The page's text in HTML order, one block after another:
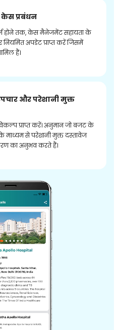
केस प्रबंधन
होने तक, केस मैनेजमेंट सहायता के
नियमित अपडेट प्राप्त करें जिसमें
हैं।
और परेशानी मुक्त
प्राप्त करें। अनुमान जो बजट के
से परेशानी मुक्त दस्तावेज
का अनुभव करते हैं।